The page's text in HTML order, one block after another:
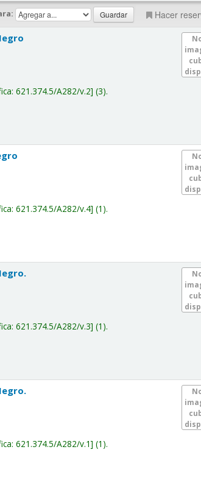
Hacer
621.374.5/A282/v.2 (3).
621.374.5/A282/v.4 (1).
621.374.5/A282/v.3 (1).
621.374.5/A282/v.1 (1).